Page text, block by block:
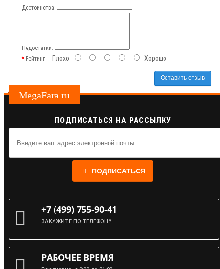
Достоинства:
Недостатки:
РейтингПлохо Хорошо
Оставить отзыв
MegaFara.ru
ПОДПИСАТЬСЯ НА РАССЫЛКУ
ПОДПИСАТЬСЯ
+7 (499) 755-90-41
ЗАКАЖИТЕ ПО ТЕЛЕФОНУ
РАБОЧЕЕ ВРЕМЯ